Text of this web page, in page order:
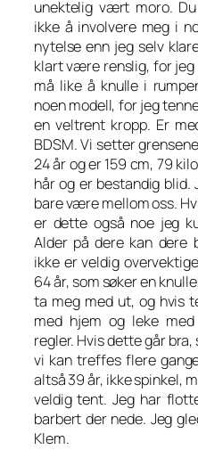
unektelig vært moro.
ikke å involvere meg i
nytelse enn jeg selv
klart være renslig, for jeg
må like å knulle i
noen modell, for jeg
en veltrent kropp. Er
BDSM. Vi setter
24 år og er 159 cm, 79
hår og er bestandig
bare være mellom oss.
er dette også noe jeg
Alder på dere kan dere
ikke er veldig
64 år, som søker en
ta meg med ut, og hvis
med hjem og leke
regler. Hvis dette går
vi kan treffes flere
altså 39 år, ikke spinkel,
veldig tent. Jeg har
barbert der nede. Jeg
Klem.